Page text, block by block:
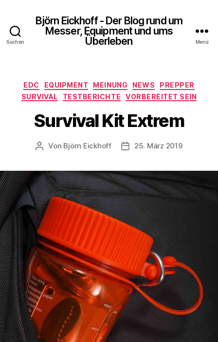
Suchen
Björn Eickhoff - Der Blog rund um
Messer, Equipment und ums
Überleben
Menü
Kategorien
EDC EQUIPMENT MEINUNG NEWS
PREPPER
SURVIVAL
TESTBERICHTE VORBEREITET SEIN
Survival Kit Extrem
Beitragsautor
Von Björn Eickhoff Veröffentlichungsdatum
25. März 2019